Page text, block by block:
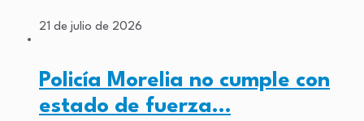
21 de julio de 2026
Policía Morelia no cumple con
estado de fuerza…